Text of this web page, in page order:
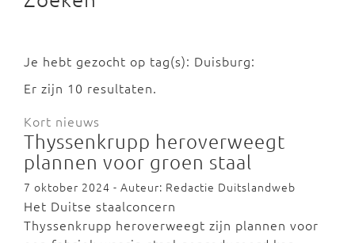
Je hebt gezocht op tag(s): Duisburg:
Er zijn 10 resultaten.
Kort nieuws
Thyssenkrupp heroverweegt
plannen voor groen staal
7 oktober 2024 - Auteur: Redactie Duitslandweb
Het Duitse staalconcern
Thyssenkrupp heroverweegt zijn plannen voor